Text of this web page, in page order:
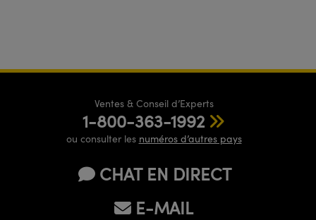
Ventes & Conseil d’Experts
1-800-363-1992
ou consulter les numéros d’autres pays
CHAT EN DIRECT
E-MAIL